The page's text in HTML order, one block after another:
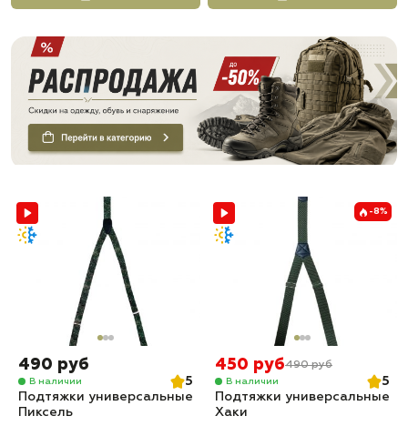
490 руб
В наличии
5
Подтяжки универсальные
Пиксель
-8%
450 руб490 руб
В наличии
5
Подтяжки универсальные
Хаки